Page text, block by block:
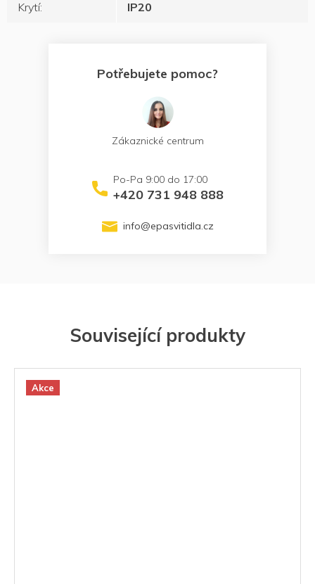
Související produkty
Akce
Krytí: IP20
Potřebujete pomoc?
Zákaznické centrum
+420 731 948 888
info@epasvitidla.cz